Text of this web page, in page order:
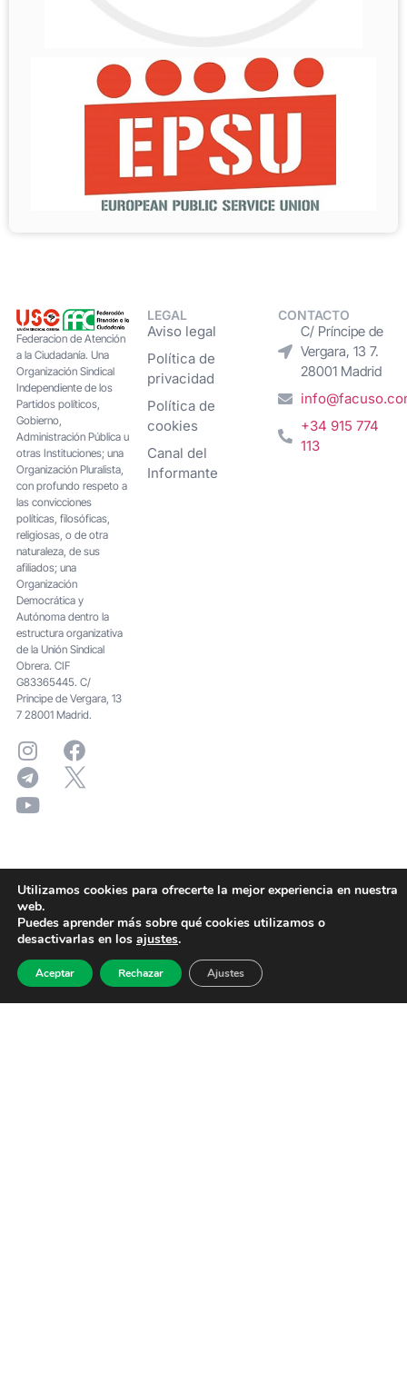
Federacion de Atención
a la Ciudadanía. Una
Organización Sindical
Independiente de los
Partidos políticos,
Gobierno,
Administración Pública u
otras Instituciones; una
Organización Pluralista,
con profundo respeto a
las convicciones
políticas, filosóficas,
religiosas, o de otra
naturaleza, de sus
afiliados; una
Organización
Democrática y
Autónoma dentro la
estructura organizativa
de la Unión Sindical
Obrera. CIF
G83365445. C/
Principe de Vergara, 13
7 28001 Madrid.
LEGAL
Aviso legal
Política de
privacidad
Política de
cookies
Canal del
Informante
CONTACTO
C/ Príncipe de
Vergara, 13 7.
28001 Madrid
+34 915 774
113
Utilizamos cookies para ofrecerte la mejor experiencia en nuestra
web.
Puedes aprender más sobre qué cookies utilizamos o
desactivarlas en los ajustes.
Aceptar Rechazar Ajustes